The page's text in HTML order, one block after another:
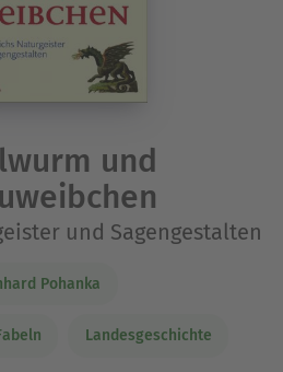
und
und Sagengestalten
Pohanka
Landesgeschichte